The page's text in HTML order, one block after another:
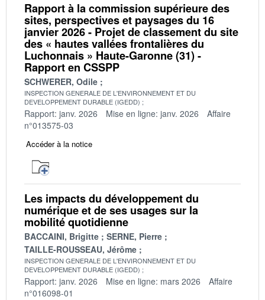
Rapport à la commission supérieure des
sites, perspectives et paysages du 16
janvier 2026 - Projet de classement du site
des « hautes vallées frontalières du
Luchonnais » Haute-Garonne (31) -
Rapport en CSSPP
SCHWERER, Odile
INSPECTION GENERALE DE L'ENVIRONNEMENT ET DU
DEVELOPPEMENT DURABLE (IGEDD)
Rapport: janv. 2026 Mise en ligne: janv. 2026
Affaire
n°013575-03
Accéder à la notice
Les impacts du développement du
numérique et de ses usages sur la
mobilité quotidienne
BACCAINI, Brigitte
SERNE, Pierre
TAILLE-ROUSSEAU, Jérôme
INSPECTION GENERALE DE L'ENVIRONNEMENT ET DU
DEVELOPPEMENT DURABLE (IGEDD)
Rapport: janv. 2026 Mise en ligne: mars 2026
Affaire
n°016098-01